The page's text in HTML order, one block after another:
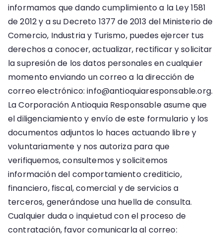
informamos que dando cumplimiento a la Ley 1581
de 2012 y a su Decreto 1377 de 2013 del Ministerio de
Comercio, Industria y Turismo, puedes ejercer tus
derechos a conocer, actualizar, rectificar y solicitar
la supresión de los datos personales en cualquier
momento enviando un correo a la dirección de
correo electrónico: info@antioquiaresponsable.org.
La Corporación Antioquia Responsable asume que
el diligenciamiento y envío de este formulario y los
documentos adjuntos lo haces actuando libre y
voluntariamente y nos autoriza para que
verifiquemos, consultemos y solicitemos
información del comportamiento crediticio,
financiero, fiscal, comercial y de servicios a
terceros, generándose una huella de consulta.
Cualquier duda o inquietud con el proceso de
contratación, favor comunicarla al correo: